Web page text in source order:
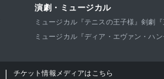
演劇・ミュージカル
ミュージカル『テニスの王子様』剣劇『
ミュージカル『ディア・エヴァン・ハ
| チケット情報メディアはこちら